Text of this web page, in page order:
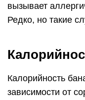
вызывает
Редко, но такие
Калорийность
зависимости от